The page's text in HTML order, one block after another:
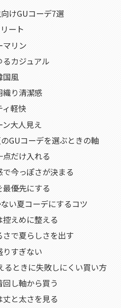
けGUコーデ7選
ート
マリン
るカジュアル
国風
織り清潔感
ィ軽快
ン大人見え
GUコーデを選ぶときの軸
点だけ入れる
で今っぽさが決まる
最優先にする
い夏コーデにするコツ
控えめに整える
さで夏らしさを出す
りすぎない
るときに失敗しにくい買い方
し軸から買う
と太さを見る